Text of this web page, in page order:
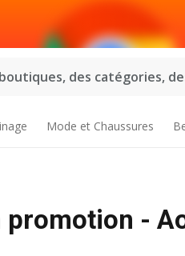
des catégories,
Mode et Chaussures
promotion -